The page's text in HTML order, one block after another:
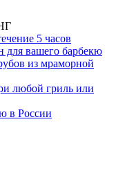
5 часов
для вашего барбекю
из мраморной
любой гриль или
в России